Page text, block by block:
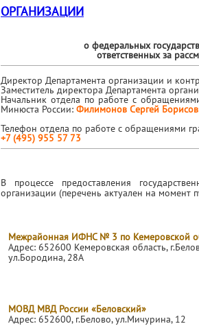
ОРГАНИЗАЦИИ
о федеральных
ответственных за
Директор Департамента организации и
Заместитель директора Департамента
Начальник отдела по работе с
Минюста России: Филимонов Сергей
Телефон отдела по работе с обращениями
+7 (495) 955 57 73
В процессе предоставления
организации (перечень актуален на момент
Межрайонная ИФНС № 3 по Кемеровской
Адрес: 652600 Кемеровская область,
ул.Бородина, 28А
МОВД МВД России «Беловский»
Адрес: 652600, г.Белово, ул.Мичурина, 12